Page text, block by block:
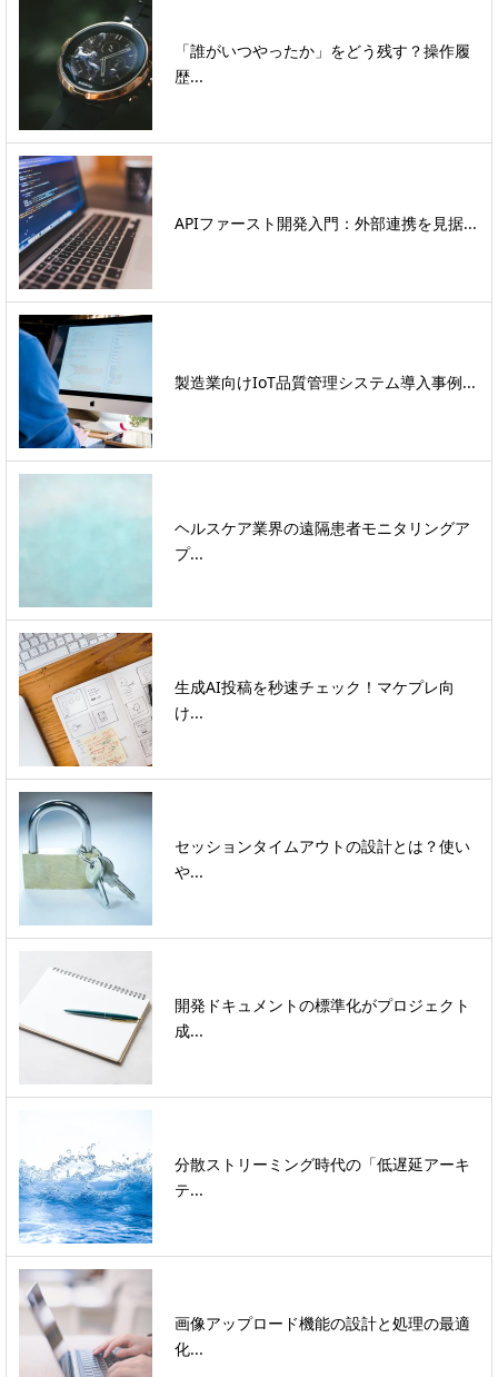
「誰がいつやったか」をどう残す？操作履
歴...
APIファースト開発入門：外部連携を見据...
製造業向けIoT品質管理システム導入事例...
ヘルスケア業界の遠隔患者モニタリングア
プ...
生成AI投稿を秒速チェック！マケプレ向
け...
セッションタイムアウトの設計とは？使い
や...
開発ドキュメントの標準化がプロジェクト
成...
分散ストリーミング時代の「低遅延アーキ
テ...
画像アップロード機能の設計と処理の最適
化...